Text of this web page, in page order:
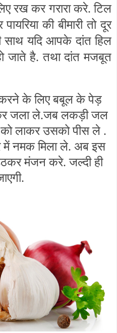
रख कर गरारा करे. टिल
की बीमारी तो दूर
साथ यदि आपके दांत हिल
जाते है. तथा दांत मजबूत
करने के लिए बबूल के पेड़
जला ले.जब लकड़ी जल
लाकर उसको पीस ले .
नमक मिला ले. अब इस
मंजन करे. जल्दी ही